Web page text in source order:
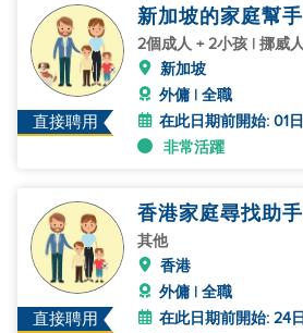
直接聘用
新加坡的家庭幫手
2個成人 + 2小孩 | 挪威人
新加坡
外傭 | 全職
在此日期前開始: 01
非常活躍
直接聘用
香港家庭尋找助
其他
香港
外傭 | 全職
在此日期前開始: 24